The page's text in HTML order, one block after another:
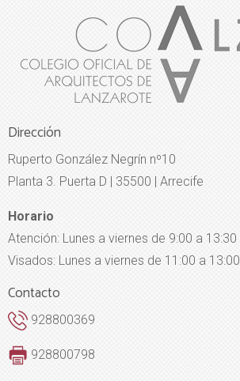
Dirección
Ruperto González Negrín nº10
Planta 3. Puerta D | 35500 | Arrecife
Horario
Atención: Lunes a viernes de 9:00 a 13:30
Visados: Lunes a viernes de 11:00 a 13:00
Contacto
928800369
928800798